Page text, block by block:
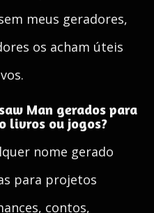
meus geradores,
os acham úteis
Man gerados para
livros ou jogos?
nome gerado
para projetos
contos,